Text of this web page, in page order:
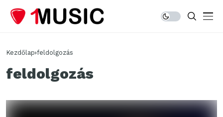
Kezdőlap feldolgozás
feldolgozás